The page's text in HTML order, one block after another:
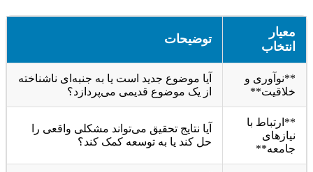
معیار
انتخاب
توضیحات
**نوآوری و
خلاقیت**
آیا موضوع جدید است یا به جنبه‌ای ناشناخته
از یک موضوع قدیمی می‌پردازد؟
**ارتباط با
نیازهای
جامعه**
آیا نتایج تحقیق می‌تواند مشکلی واقعی را
حل کند یا به توسعه کمک کند؟